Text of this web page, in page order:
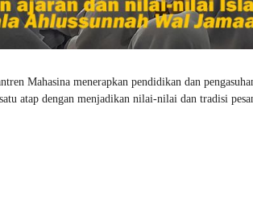
Mahasina menerapkan pendidikan dan
atap dengan menjadikan nilai-nilai dan tradisi